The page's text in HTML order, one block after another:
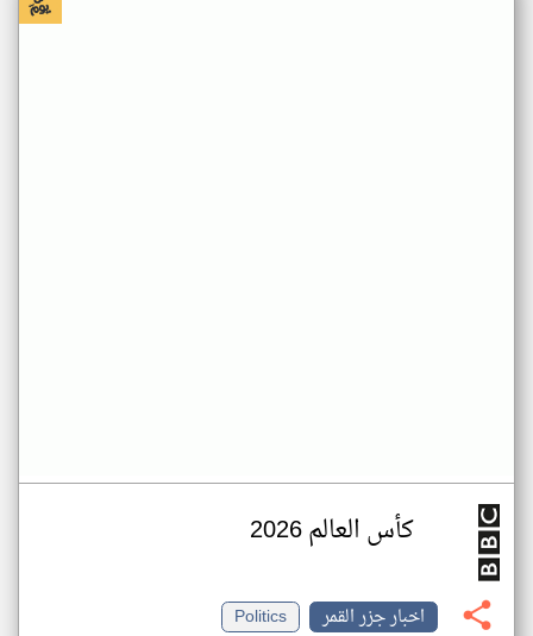
كأس العالم 2026
اخبار جزر القمر
Politics